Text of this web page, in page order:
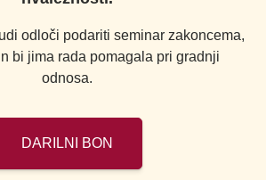
odloči podariti seminar zakoncema,
bi jima rada pomagala pri gradnji
odnosa.
DARILNI BON